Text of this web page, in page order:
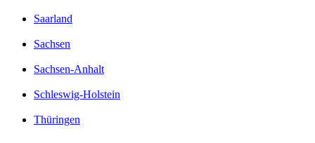
Saarland
Sachsen
Sachsen-Anhalt
Schleswig-Holstein
Thüringen